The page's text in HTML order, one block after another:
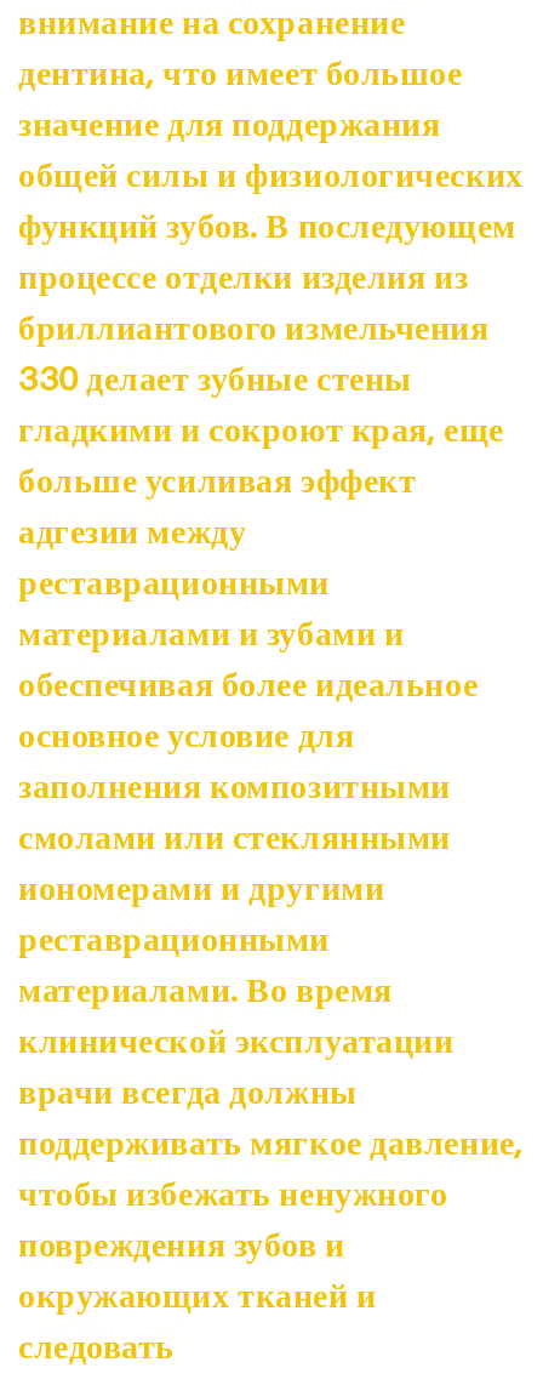
внимание на сохранение
дентина, что имеет большое
значение для поддержания
общей силы и физиологических
функций зубов. В последующем
процессе отделки изделия из
бриллиантового измельчения
330 делает зубные стены
гладкими и сокроют края, еще
больше усиливая эффект
адгезии между
реставрационными
материалами и зубами и
обеспечивая более идеальное
основное условие для
заполнения композитными
смолами или стеклянными
иономерами и другими
реставрационными
материалами. Во время
клинической эксплуатации
врачи всегда должны
поддерживать мягкое давление,
чтобы избежать ненужного
повреждения зубов и
окружающих тканей и
следовать